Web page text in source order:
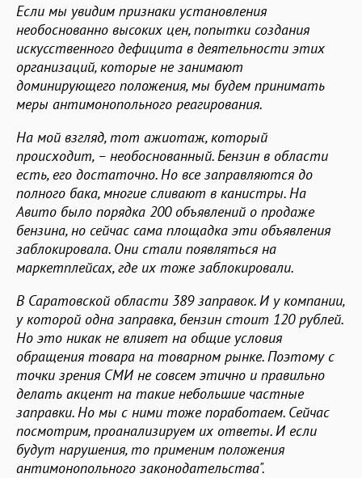
Если мы увидим признаки установления
необоснованно высоких цен, попытки создания
искусственного дефицита в деятельности этих
организаций, которые не занимают
доминирующего положения, мы будем принимать
меры антимонопольного реагирования.
На мой взгляд, тот ажиотаж, который
происходит, – необоснованный. Бензин в области
есть, его достаточно. Но все заправляются до
полного бака, многие сливают в канистры. На
Авито было порядка 200 объявлений о продаже
бензина, но сейчас сама площадка эти объявления
заблокировала. Они стали появляться на
маркетплейсах, где их тоже заблокировали.
В Саратовской области 389 заправок. И у компании,
у которой одна заправка, бензин стоит 120 рублей.
Но это никак не влияет на общие условия
обращения товара на товарном рынке. Поэтому с
точки зрения СМИ не совсем этично и правильно
делать акцент на такие небольшие частные
заправки. Но мы с ними тоже поработаем. Сейчас
посмотрим, проанализируем их ответы. И если
будут нарушения, то применим положения
антимонопольного законодательства".